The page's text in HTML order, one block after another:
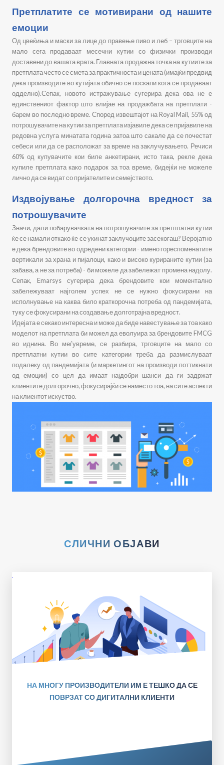
Претплатите се мотивирани од нашите
емоции
Од цвеќиња и маски за лице до правење пиво и леб – трговците на
мало сега продаваат месечни кутии со физички производи
доставени до вашата врата. Главната продажна точка на кутиите за
претплата често се смета за практичноста и цената (имајќи предвид
дека производите во кутијата обично се поскапи кога се продаваат
одделно).Сепак, новото истражување сугерира дека ова не е
единствениот фактор што влијае на продажбата на претплати -
барем во последно време. Според извештајот на Royal Mail, 55% од
потрошувачите на кутии за претплата изјавиле дека се пријавиле на
редовна услуга минатата година затоа што сакале да се почестат
себеси или да се расположат за време на заклучувањето. Речиси
60% од купувачите кои биле анкетирани, исто така, рекле дека
купиле претплата како подарок за тоа време, бидејќи не можеле
лично да се видат со пријателите и семејството.
Издвојување долгорочна вредност за
потрошувачите
Значи, дали побарувачката на потрошувачите за претплатни кутии
ќе се намали откако ќе се укинат заклучоците засекогаш? Веројатно
е дека брендовите во одредени категории - имено гореспоменатите
вертикали за храна и пијалоци, како и високо курираните кутии (за
забава, а не за потреба) - би можеле да забележат промена надолу.
Сепак, Emarsys сугерира дека брендовите кои моментално
забележуваат најголем успех не се нужно фокусирани на
исполнување на каква било краткорочна потреба од пандемијата,
туку се фокусирани на создавање долготрајна вредност.
Идејата е секако интересна и може да биде навестување за тоа како
моделот на претплата би можел да еволуира за брендовите FMCG
во иднина. Во меѓувреме, се разбира, трговците на мало со
претплатни кутии во сите категории треба да размислуваат
подалеку од пандемијата (и маркетингот на производи поттикнати
од емоции) со цел да имаат најдобри шанси да ги задржат
клиентите долгорочно, фокусирајќи се наместо тоа, на сите аспекти
на клиентотискуство.
СЛИЧНИ ОБЈАВИ
НА МНОГУ ПРОИЗВОДИТЕЛИ ИМ Е ТЕШКО ДА СЕ
ПОВРЗАТ СО ДИГИТАЛНИ КЛИЕНТИ